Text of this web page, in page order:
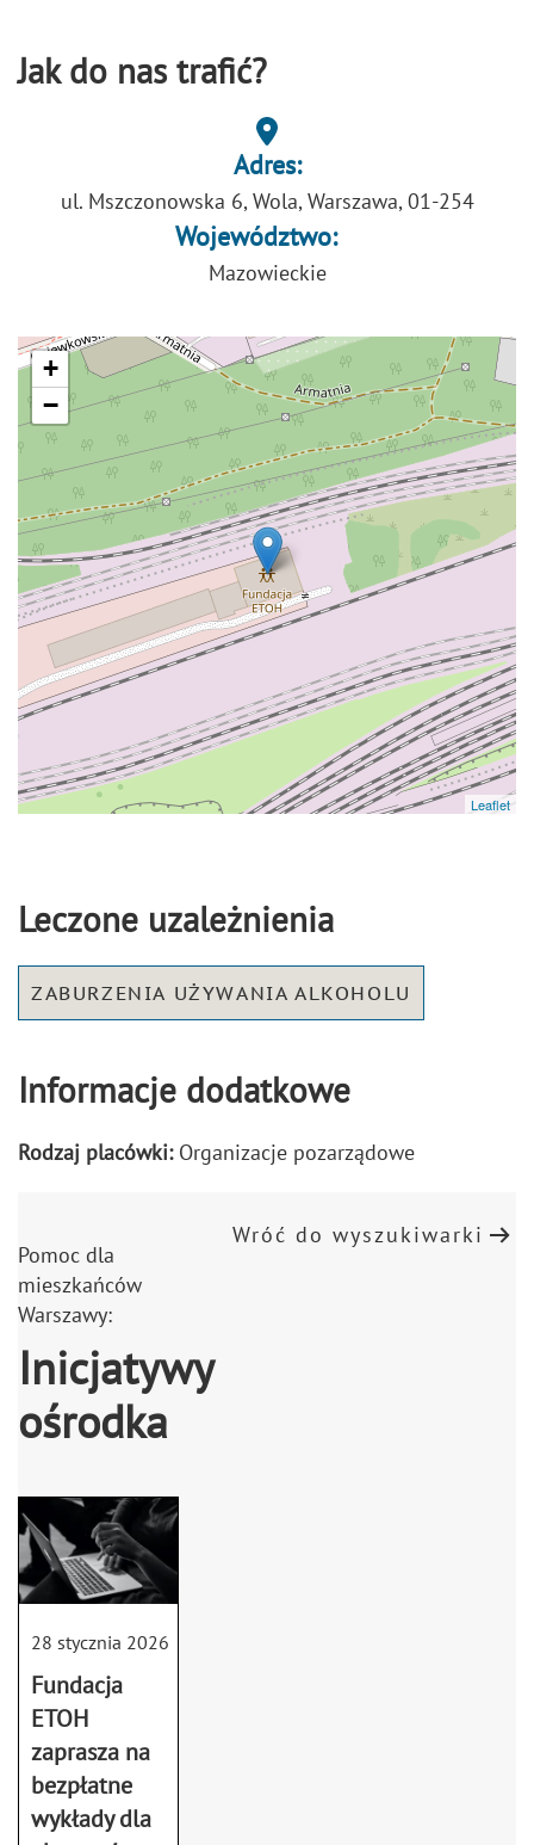
Jak do nas trafić?
Adres:
ul. Mszczonowska 6, Wola, Warszawa, 01-254
Województwo:
Mazowieckie
+
−
Leaflet
Leczone uzależnienia
ZABURZENIA UŻYWANIA ALKOHOLU
Informacje dodatkowe
Rodzaj placówki: Organizacje pozarządowe
Wróć do wyszukiwarki
Pomoc dla
mieszkańców
Warszawy:
Inicjatywy
ośrodka
28 stycznia 2026
Fundacja
ETOH
zaprasza na
bezpłatne
wykłady dla